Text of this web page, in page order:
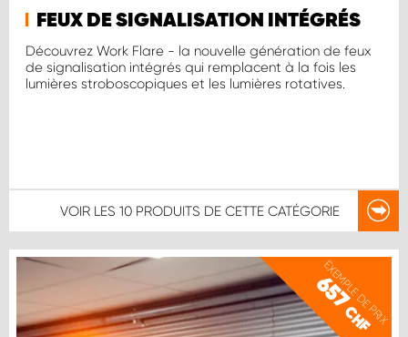
FEUX DE SIGNALISATION INTÉGRÉS
Découvrez Work Flare - la nouvelle génération de feux
de signalisation intégrés qui remplacent à la fois les
lumières stroboscopiques et les lumières rotatives.
VOIR LES 10 PRODUITS DE CETTE CATÉGORIE
EXEMPLE DE PRIX
657
CHF